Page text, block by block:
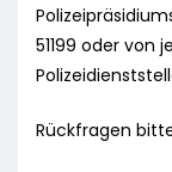
51199 oder von
Rückfragen